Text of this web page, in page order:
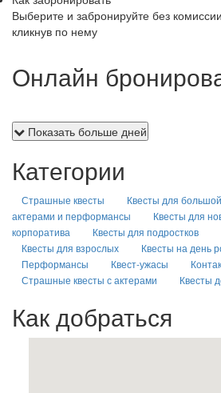
Выберите и забронируйте без
кликнув по нему
Онлайн
Показать больше дней
Категории
Страшные квесты Квесты для
актерами и перформансы
Квесты для
корпоратива
Квесты для подростков
Квесты для взрослых
Квесты на день
Перформансы
Квест-ужасы
Страшные квесты с актерами
Квесты
Как добраться